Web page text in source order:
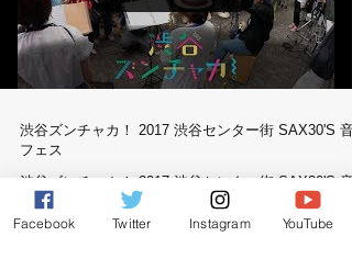
渋谷ズンチャカ！ 2017 渋谷センター街 SAX30'S 音
フェス
渋谷ズンチャカ！ 2017 渋谷センター街 SAX30'S 音楽
フェス
Facebook Twitter Instagram YouTube